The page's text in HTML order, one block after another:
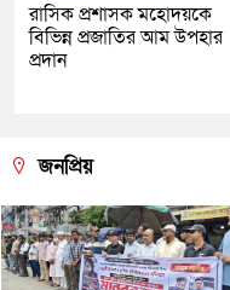
রাসিক প্রশাসক মহোদয়কে
বিভিন্ন প্রজাতির আম উপহার
প্রদান
জনপ্রিয়